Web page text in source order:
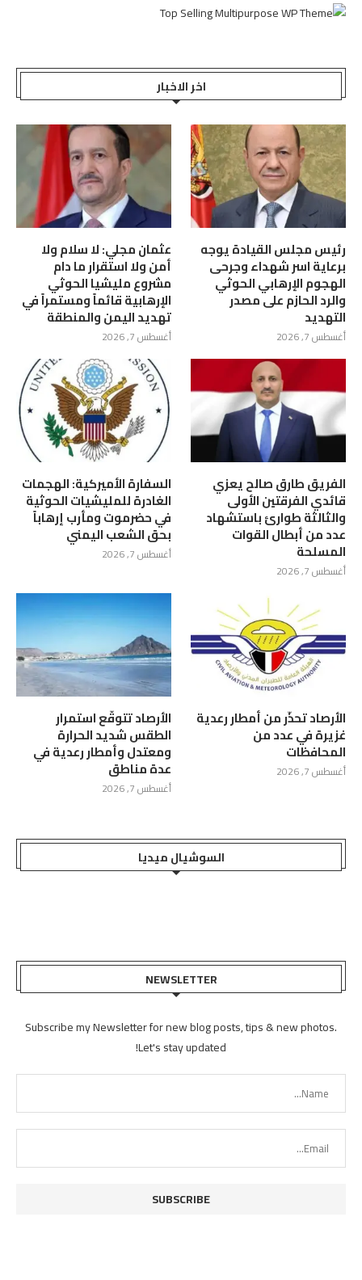
اخر الاخبار
رئيس مجلس القيادة يوجه
برعاية اسر شهداء وجرحى
الهجوم الإرهابي الحوثي
والرد الحازم على مصدر
التهديد
أغسطس 7, 2026
عثمان مجلي: لا سلام ولا
أمن ولا استقرار ما دام
مشروع مليشيا الحوثي
الإرهابية قائماً ومستمراً في
تهديد اليمن والمنطقة
أغسطس 7, 2026
الفريق طارق صالح يعزي
قائدي الفرقتين الأولى
والثالثة طوارئ باستشهاد
عدد من أبطال القوات
المسلحة
أغسطس 7, 2026
السفارة الأميركية: الهجمات
الغادرة للمليشيات الحوثية
في حضرموت ومأرب إرهاباً
بحق الشعب اليمني
أغسطس 7, 2026
الأرصاد تحذّر من أمطار رعدية
غزيرة في عدد من
المحافظات
أغسطس 7, 2026
الأرصاد تتوقّع استمرار
الطقس شديد الحرارة
ومعتدل وأمطار رعدية في
عدة مناطق
أغسطس 7, 2026
السوشيال ميديا
NEWSLETTER
Subscribe my Newsletter for new blog posts, tips & new photos.
Let's stay updated!